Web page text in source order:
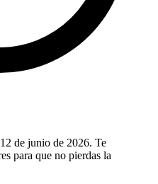
de junio de 2026. Te
para que no pierdas la